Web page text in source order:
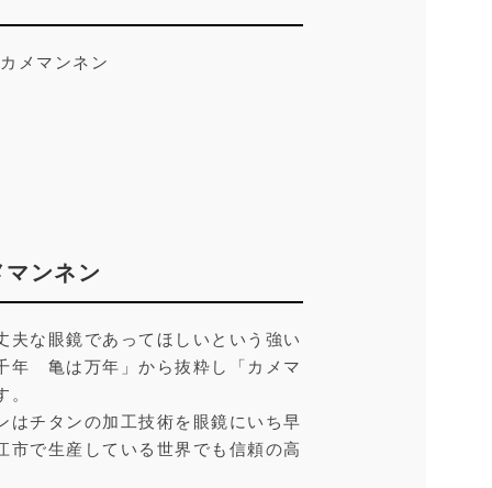
メマンネン
ンネン
夫な眼鏡であってほしいという強い
年 亀は万年」から抜粋し「カメマ
はチタンの加工技術を眼鏡にいち早
市で生産している世界でも信頼の高